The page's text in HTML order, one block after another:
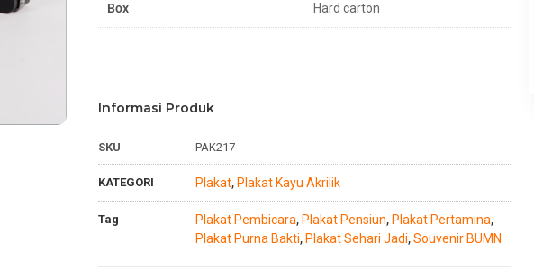
Box Hard carton
Informasi Produk
SKU PAK217
KATEGORI Plakat, Plakat Kayu Akrilik
Tag Plakat Pembicara, Plakat Pensiun, Plakat Pertamina,
Plakat Purna Bakti, Plakat Sehari Jadi, Souvenir BUMN